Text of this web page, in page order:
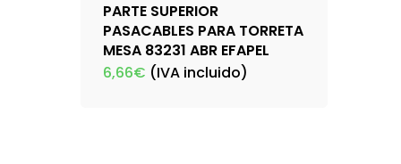
PARTE SUPERIOR
PASACABLES PARA TORRETA
MESA 83231 ABR EFAPEL
6,66€ (IVA incluido)